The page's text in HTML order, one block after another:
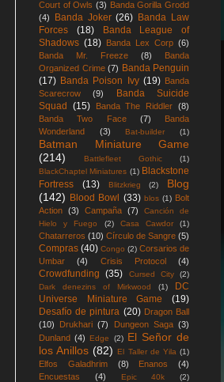
Court of Owls (3) Banda Gorilla Grodd
(4)
Banda Joker (26) Banda Law
Forces
(18)
Banda League of
Shadows (18) Banda Lex Corp (6)
Banda Mr. Freeze
(8)
Banda
Organized Crime (7) Banda Penguin
(17) Banda Poison Ivy (19) Banda
Scarecrow
(9)
Banda Suicide
Squad
(15) Banda The Riddler (8)
Banda Two Face
(7)
Banda
Wonderland
(3) Bat-builder (1)
Batman Miniature Game
(214)
Battlefleet Gothic
(1)
BlackChaptel Miniatures (1) Blackstone
Fortress
(13) Blitzkrieg (2)
Blog
(142) Blood Bowl (33) blos (1) Bolt
Action (3) Campaña (7)
Canción de
Hielo y Fuego
(2) Casa Cawdor (1)
Chatarreros (10) Círculo de Sangre (5)
Compras (40) Congo (2) Corsarios de
Umbar
(4) Crisis Protocol (4)
Crowdfunding (35) Cursed City
(2)
Dark denezins of Mirkwood
(1)
DC
Universe Miniature Game
(19)
Desafío de pintura (20) Dragon Ball
(10)
Drukhari (7) Dungeon Saga (3)
Dunland (4) Edge (2) El Señor de
los Anillos (82) El Taller de Yila (1)
Elfos Galadhrim (8) Enanos
(4)
Encuestas
(4) Epic 40k (2)